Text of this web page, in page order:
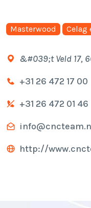
Masterwood Celag
&#039;t Veld 17,
+31 26 472 17 00
+31 26 472 01 46
http://